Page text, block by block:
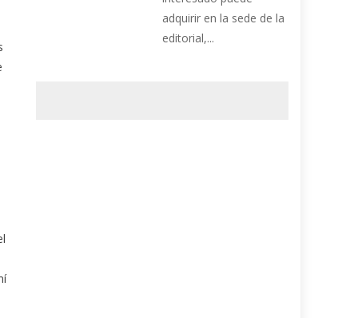
adquirir en la sede de la
editorial,...